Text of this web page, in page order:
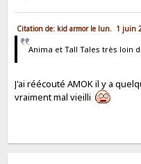
Citation de: kid armor le lun. 1 juin
Anima et Tall Tales très loin
J'ai réécouté AMOK il y a
vraiment mal vieilli